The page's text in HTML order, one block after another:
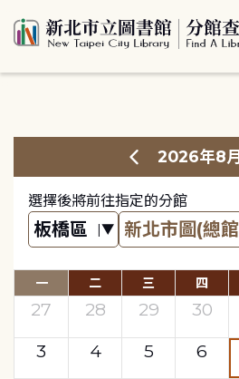
2026年8月
選擇後將前往指定的分館
一 二 三 四
27 28 29 30
3
4 5 6